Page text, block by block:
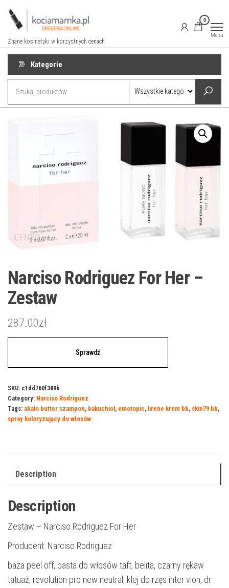
Przejdź
Znane kosmetyki w korzystnych cenach
0
Menu
Kategorie
Narciso Rodriguez For Her –
Zestaw
287.00zł
Sprawdź
SKU: c1dd760f389b
Category: Narciso Rodriguez
Tags: ahalo butter szampon, bakuchiol , emotopic, lirene krem bb, skin79 bb,
spray koloryzujący do włosów
Description
Description
Zestaw – Narciso Rodriguez For Her
Producent: Narciso Rodriguez
baza peel off, pasta do włosów taft, belita, czarny rękaw
tatuaż, revolution pro new neutral, klej do rzęs inter vion, dr